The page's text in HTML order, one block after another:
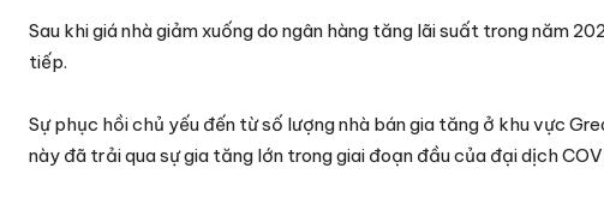
Sau khi giá nhà giảm xuống do ngân hàng tăng lãi suất trong năm
tiếp.
Sự phục hồi chủ yếu đến từ số lượng nhà bán gia tăng ở khu vực
này đã trải qua sự gia tăng lớn trong giai đoạn đầu của đại dịch